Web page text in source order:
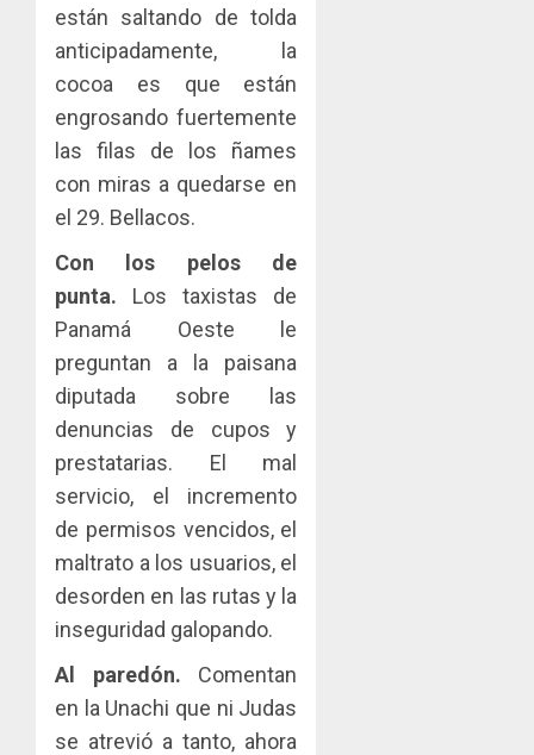
están saltando de tolda
anticipadamente, la
cocoa es que están
engrosando fuertemente
las filas de los ñames
con miras a quedarse en
el 29. Bellacos.
Con los pelos de
punta. Los taxistas de
Panamá Oeste le
preguntan a la paisana
diputada sobre las
denuncias de cupos y
prestatarias. El mal
servicio, el incremento
de permisos vencidos, el
maltrato a los usuarios, el
desorden en las rutas y la
inseguridad galopando.
Al paredón. Comentan
en la Unachi que ni Judas
se atrevió a tanto, ahora